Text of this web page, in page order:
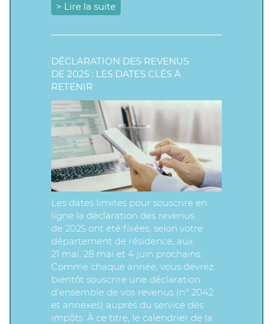
> Lire la suite
DÉCLARATION DES REVENUS
DE 2025 : LES DATES CLÉS À
RETENIR
Les dates limites pour souscrire en
ligne la déclaration des revenus
de 2025 ont été fixées, selon votre
département de résidence, aux
21 mai, 28 mai et 4 juin prochains.
Comme chaque année, vous devrez
bientôt souscrire une déclaration
d’ensemble de vos revenus (n° 2042
et annexes) auprès du service des
impôts. À ce titre, le calendrier de la